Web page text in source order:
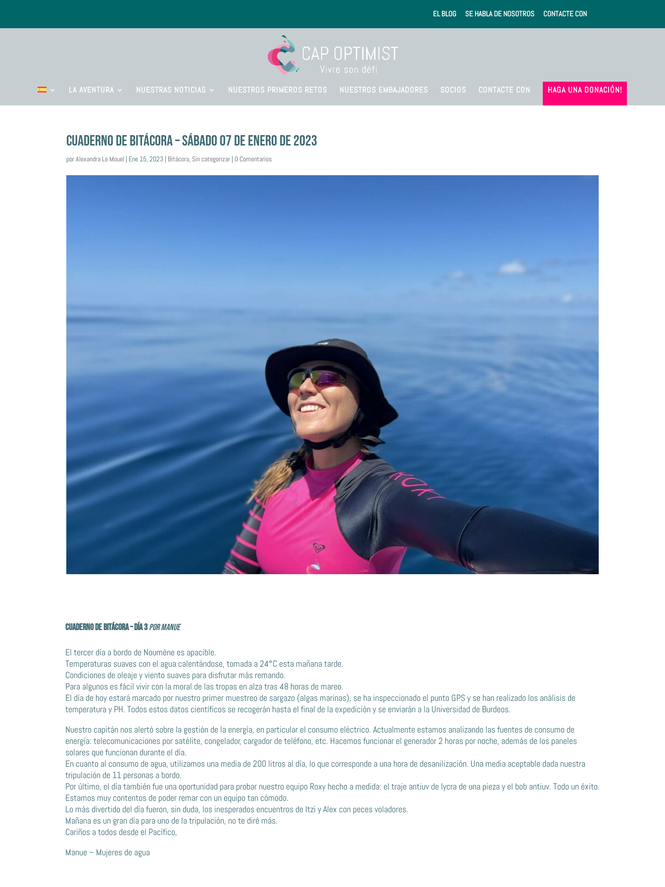
EL BLOG SE HABLA DE NOSOTROS CONTACTE CON
LA AVENTURA NUESTRAS NOTICIAS NUESTROS PRIMEROS RETOS NUESTROS EMBAJADORES SOCIOS CONTACTE CON HAGA UNA DONACIÓN!
CUADERNO DE BITÁCORA – SÁBADO 07 DE ENERO DE 2023
porAlexandra Le Mouel | Ene 15, 2023 | Bitácora, Sin categorizar | 0 Comentarios
Cuaderno de bitácora – día 3por MANUE
El tercer día a bordo de Noumène es apacible.
Temperaturas suaves con el agua calentándose, tomada a 24°C esta mañana tarde.
Condiciones de oleaje y viento suaves para disfrutar más remando.
Para algunos es fácil vivir con la moral de las tropas en alza tras 48 horas de mareo.
El día de hoy estará marcado por nuestro primer muestreo de sargazo (algas marinas), se ha inspeccionado el punto GPS y se han realizado los análisis de
temperatura y PH. Todos estos datos científicos se recogerán hasta el final de la expedición y se enviarán a la Universidad de Burdeos.
Nuestro capitán nos alertó sobre la gestión de la energía, en particular el consumo eléctrico. Actualmente estamos analizando las fuentes de consumo de
energía: telecomunicaciones por satélite, congelador, cargador de teléfono, etc. Hacemos funcionar el generador 2 horas por noche, además de los paneles
solares que funcionan durante el día.
En cuanto al consumo de agua, utilizamos una media de 200 litros al día, lo que corresponde a una hora de desanilización. Una media aceptable dada nuestra
tripulación de 11 personas a bordo.
Por último, el día también fue una oportunidad para probar nuestro equipo Roxy hecho a medida: el traje antiuv de lycra de una pieza y el bob antiuv. Todo un éxito.
Estamos muy contentos de poder remar con un equipo tan cómodo.
Lo más divertido del día fueron, sin duda, los inesperados encuentros de Itzi y Alex con peces voladores.
Mañana es un gran día para uno de la tripulación, no te diré más.
Cariños a todos desde el Pacífico,
Manue – Mujeres de agua